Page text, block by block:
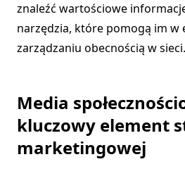
znaleźć wartościowe
narzędzia, które pomogą im w
zarządzaniu obecnością w sieci.
Media
kluczowy element
marketingowej